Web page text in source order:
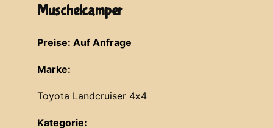
Muschelcamper
Preise: Auf Anfrage
Marke:
Toyota Landcruiser 4x4
Kategorie: